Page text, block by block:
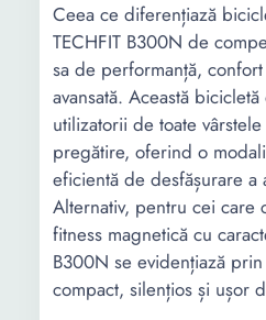
Ceea ce diferențiază
TECHFIT B300N de
sa de performanță,
avansată. Această
utilizatorii de toate
pregătire, oferind o
eficientă de desfășurare a
Alternativ, pentru cei care
fitness magnetică cu
B300N se evidențiază
compact, silențios și ușor